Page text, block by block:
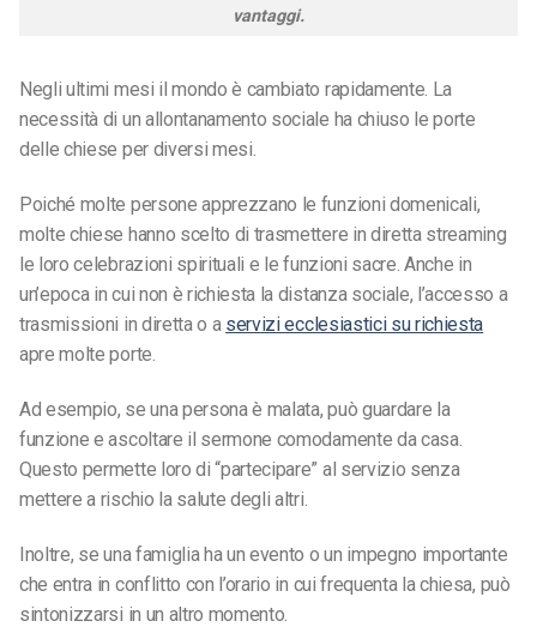
vantaggi.
Negli ultimi mesi il mondo è cambiato rapidamente. La
necessità di un allontanamento sociale ha chiuso le porte
delle chiese per diversi mesi.
Poiché molte persone apprezzano le funzioni domenicali,
molte chiese hanno scelto di trasmettere in diretta streaming
le loro celebrazioni spirituali e le funzioni sacre. Anche in
un’epoca in cui non è richiesta la distanza sociale, l’accesso a
trasmissioni in diretta o a servizi ecclesiastici su richiesta
apre molte porte.
Ad esempio, se una persona è malata, può guardare la
funzione e ascoltare il sermone comodamente da casa.
Questo permette loro di “partecipare” al servizio senza
mettere a rischio la salute degli altri.
Inoltre, se una famiglia ha un evento o un impegno importante
che entra in conflitto con l’orario in cui frequenta la chiesa, può
sintonizzarsi in un altro momento.